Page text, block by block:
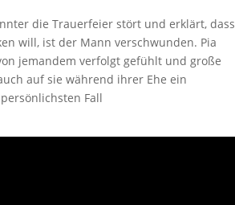
die Trauerfeier stört und erklärt, dass
will, ist der Mann verschwunden. Pia
jemandem verfolgt gefühlt und große
auf sie während ihrer Ehe ein
Fall